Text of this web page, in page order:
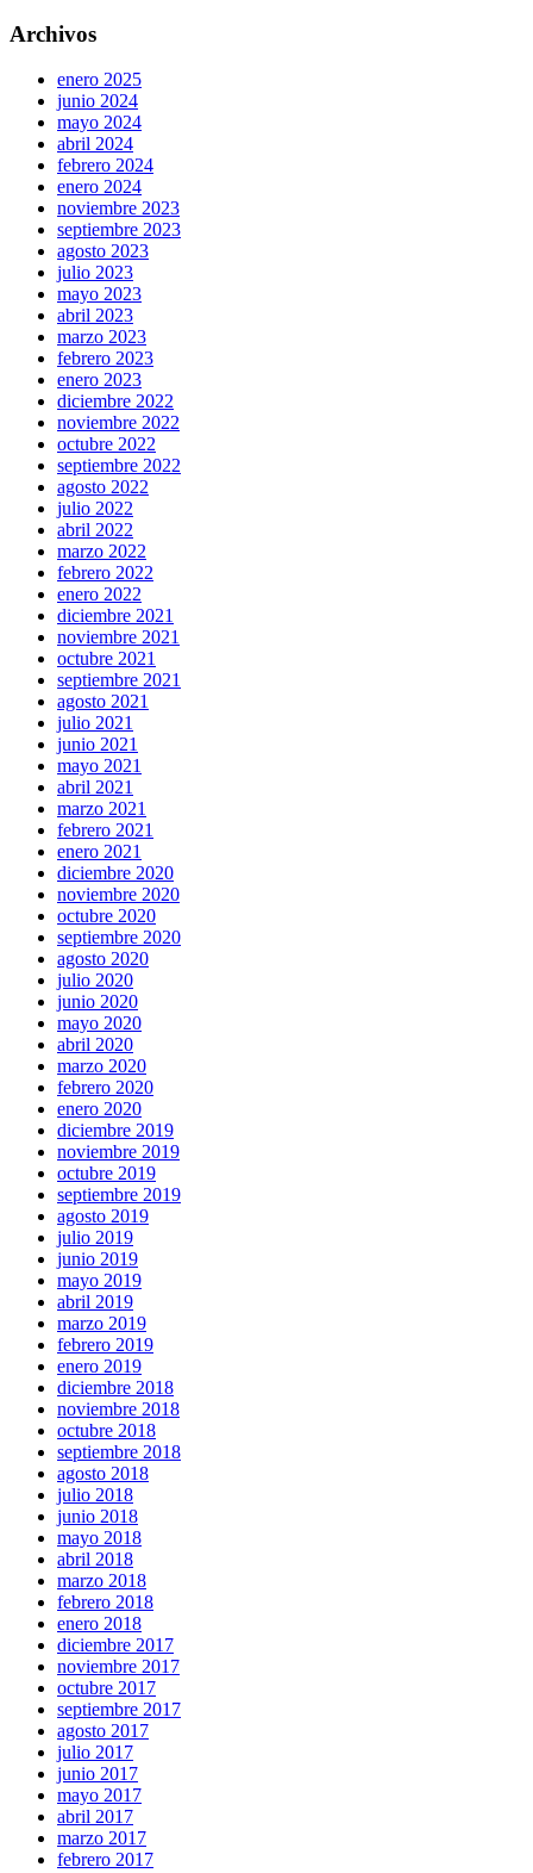
Archivos
enero 2025
junio 2024
mayo 2024
abril 2024
febrero 2024
enero 2024
noviembre 2023
septiembre 2023
agosto 2023
julio 2023
mayo 2023
abril 2023
marzo 2023
febrero 2023
enero 2023
diciembre 2022
noviembre 2022
octubre 2022
septiembre 2022
agosto 2022
julio 2022
abril 2022
marzo 2022
febrero 2022
enero 2022
diciembre 2021
noviembre 2021
octubre 2021
septiembre 2021
agosto 2021
julio 2021
junio 2021
mayo 2021
abril 2021
marzo 2021
febrero 2021
enero 2021
diciembre 2020
noviembre 2020
octubre 2020
septiembre 2020
agosto 2020
julio 2020
junio 2020
mayo 2020
abril 2020
marzo 2020
febrero 2020
enero 2020
diciembre 2019
noviembre 2019
octubre 2019
septiembre 2019
agosto 2019
julio 2019
junio 2019
mayo 2019
abril 2019
marzo 2019
febrero 2019
enero 2019
diciembre 2018
noviembre 2018
octubre 2018
septiembre 2018
agosto 2018
julio 2018
junio 2018
mayo 2018
abril 2018
marzo 2018
febrero 2018
enero 2018
diciembre 2017
noviembre 2017
octubre 2017
septiembre 2017
agosto 2017
julio 2017
junio 2017
mayo 2017
abril 2017
marzo 2017
febrero 2017